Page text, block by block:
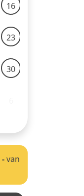
16
23
30
-van